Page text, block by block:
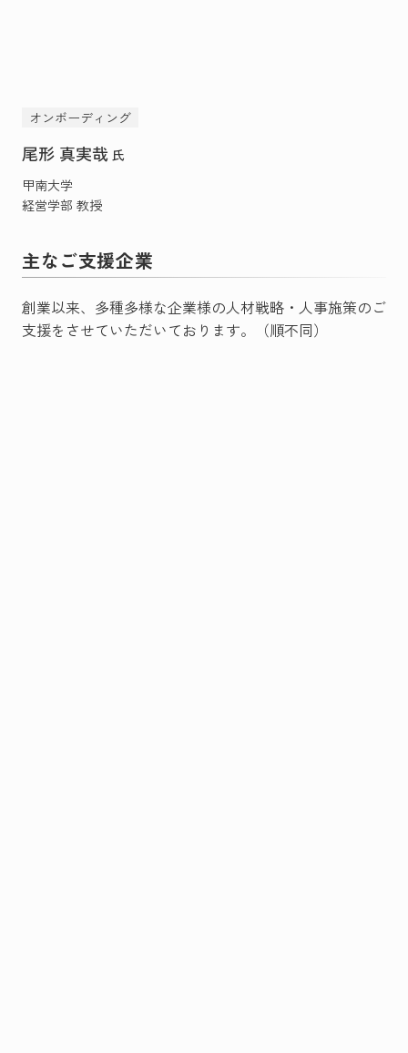
オンボーディング
尾形 真実哉 氏
甲南大学
経営学部 教授
主なご支援企業
創業以来、多種多様な企業様の人材戦略・人事施策のご
支援をさせていただいております。（順不同）